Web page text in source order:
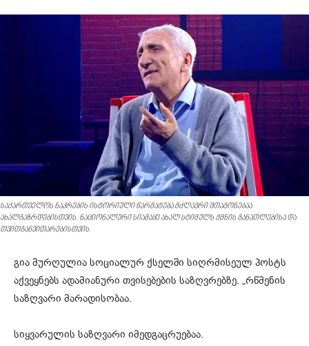
საქართველოს ნაკრების ისტორიული წარმატება მძლავრი შთაგონებაა
ახალგაზრდებისთვის. ნაციონალური სიამაყე ახალ სტიმულს ქმნის განათლებისა და
თვითგანვითარებისთვის.
გია მურღულია სოციალურ ქსელში სიღრმისეულ პოსტს
აქვეყნებს ადამიანური თვისებების საზღვრებზე. „რწმენის
საზღვარი მარადისობაა.
სიყვარულის საზღვარი იმედგაცრუებაა.